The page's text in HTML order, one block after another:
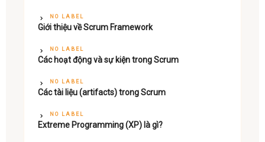
NO LABEL
Giới thiệu về Scrum Framework
NO LABEL
Các hoạt động và sự kiện trong Scrum
NO LABEL
Các tài liệu (artifacts) trong Scrum
NO LABEL
Extreme Programming (XP) là gì?